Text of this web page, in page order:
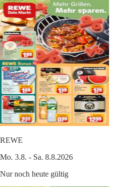
REWE
Mo. 3.8. - Sa. 8.8.2026
Nur noch heute gültig